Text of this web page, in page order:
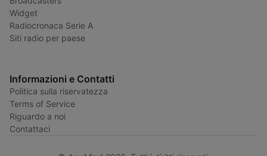
Widget
Radiocronaca Serie A
Siti radio per paese
Informazioni e Contatti
Politica sulla riservatezza
Terms of Service
Riguardo a noi
Contattaci